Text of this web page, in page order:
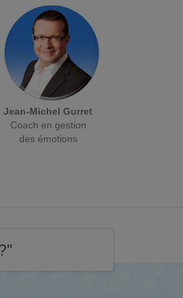
Jean-Michel Gurret
Coach en gestion
des émotions